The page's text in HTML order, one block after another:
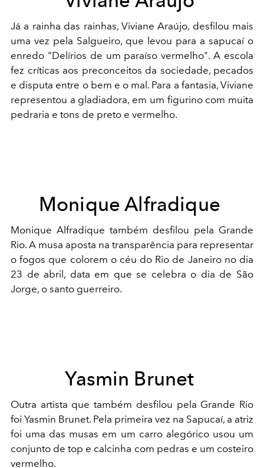
Já a rainha das rainhas, Viviane Araújo, desfilou mais
uma vez pela Salgueiro, que levou para a sapucaí o
enredo "Delírios de um paraíso vermelho". A escola
fez críticas aos preconceitos da sociedade, pecados
e disputa entre o bem e o mal. Para a fantasia, Viviane
representou a gladiadora, em um figurino com muita
pedraria e tons de preto e vermelho.
Monique Alfradique
Monique Alfradique também desfilou pela Grande
Rio. A musa aposta na transparência para representar
o fogos que colorem o céu do Rio de Janeiro no dia
23 de abril, data em que se celebra o dia de São
Jorge, o santo guerreiro.
Yasmin Brunet
Outra artista que também desfilou pela Grande Rio
foi Yasmin Brunet. Pela primeira vez na Sapucaí, a atriz
foi uma das musas em um carro alegórico usou um
conjunto de top e calcinha com pedras e um costeiro
vermelho.